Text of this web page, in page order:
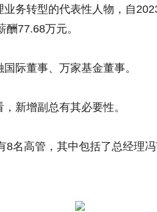
务转型的代表性人物，自
77.68万元。
际董事、万家基金董事。
新增副总有其必要性。
8名高管，其中包括了总经理